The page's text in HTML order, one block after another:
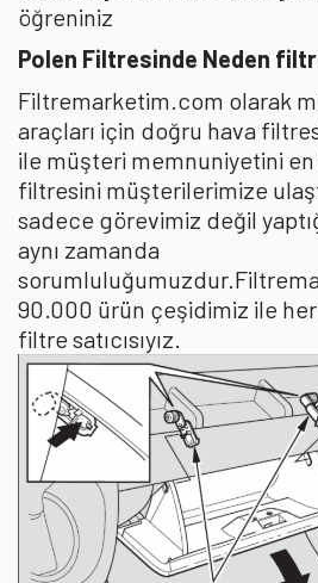
öğreniniz
Polen Filtresinde Neden
Filtremarketim.com olarak
araçları için doğru hava
ile müşteri memnuniyetini
filtresini müşterilerimize
sadece görevimiz değil
aynı zamanda
90.000 ürün çeşidimiz ile
filtre satıcısıyız.